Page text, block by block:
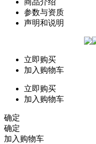
商品介绍
参数与资质
声明和说明
立即购买
加入购物车
立即购买
加入购物车
确定
确定
加入购物车